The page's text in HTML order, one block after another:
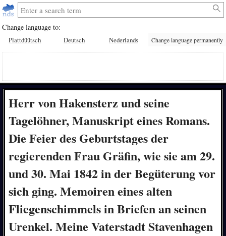
Change language to:
Plattdüütsch Deutsch Nederlands Change language permanently
Herr von Hakensterz und seine
Tagelöhner, Manuskript eines Romans.
Die Feier des Geburtstages der
regierenden Frau Gräfin, wie sie am 29.
und 30. Mai 1842 in der Begüterung vor
sich ging. Memoiren eines alten
Fliegenschimmels in Briefen an seinen
Urenkel. Meine Vaterstadt Stavenhagen